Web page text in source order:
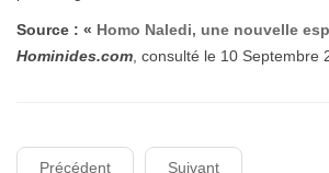
Source : « Homo Naledi, une nouvelle
Hominides.com , consulté le 10 Septembre
Précédent Suivant